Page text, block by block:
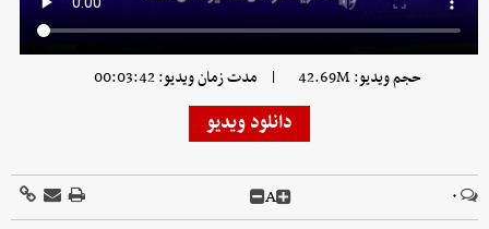
حجم ویدیو: 42.69M | مدت زمان ویدیو: 00:03:42
دانلود ویدیو
۰ A